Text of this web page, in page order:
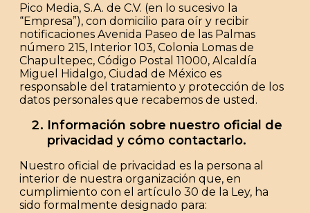
Pico Media, S.A. de C.V. (en lo sucesivo la
“Empresa”), con domicilio para oír y recibir
notificaciones Avenida Paseo de las Palmas
número 215, Interior 103, Colonia Lomas de
Chapultepec, Código Postal 11000, Alcaldía
Miguel Hidalgo, Ciudad de México es
responsable del tratamiento y protección de los
datos personales que recabemos de usted.
Información sobre nuestro oficial de
privacidad y cómo contactarlo.
Nuestro oficial de privacidad es la persona al
interior de nuestra organización que, en
cumplimiento con el artículo 30 de la Ley, ha
sido formalmente designado para: